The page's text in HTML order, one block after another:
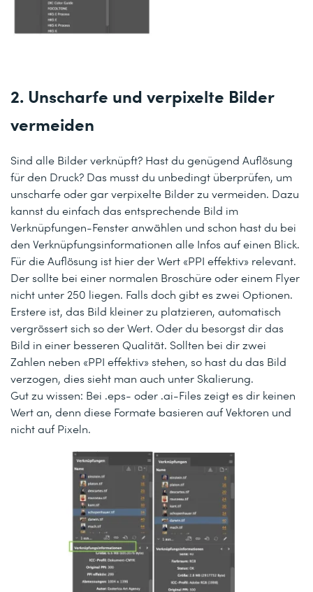
2. Unscharfe und verpixelte Bilder
vermeiden
Sind alle Bilder verknüpft? Hast du genügend Auflösung
für den Druck? Das musst du unbedingt überprüfen, um
unscharfe oder gar verpixelte Bilder zu vermeiden. Dazu
kannst du einfach das entsprechende Bild im
Verknüpfungen-Fenster anwählen und schon hast du bei
den Verknüpfungsinformationen alle Infos auf einen Blick.
Für die Auflösung ist hier der Wert «PPI effektiv» relevant.
Der sollte bei einer normalen Broschüre oder einem Flyer
nicht unter 250 liegen. Falls doch gibt es zwei Optionen.
Erstere ist, das Bild kleiner zu platzieren, automatisch
vergrössert sich so der Wert. Oder du besorgst dir das
Bild in einer besseren Qualität. Sollten bei dir zwei
Zahlen neben «PPI effektiv» stehen, so hast du das Bild
verzogen, dies sieht man auch unter Skalierung.
Gut zu wissen: Bei .eps- oder .ai-Files zeigt es dir keinen
Wert an, denn diese Formate basieren auf Vektoren und
nicht auf Pixeln.